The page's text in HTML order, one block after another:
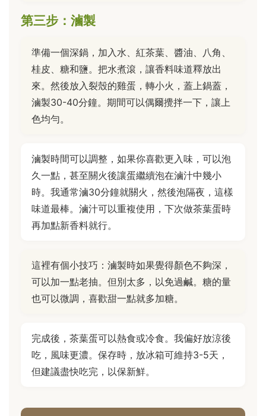
第三步：滷製
準備一個深鍋，加入水、紅茶葉、醬油、八角、
桂皮、糖和鹽。把水煮滾，讓香料味道釋放出
來。然後放入裂殼的雞蛋，轉小火，蓋上鍋蓋，
滷製30-40分鐘。期間可以偶爾攪拌一下，讓上
色均勻。
滷製時間可以調整，如果你喜歡更入味，可以泡
久一點，甚至關火後讓蛋繼續泡在滷汁中幾小
時。我通常滷30分鐘就關火，然後泡隔夜，這樣
味道最棒。滷汁可以重複使用，下次做茶葉蛋時
再加點新香料就行。
這裡有個小技巧：滷製時如果覺得顏色不夠深，
可以加一點老抽。但別太多，以免過鹹。糖的量
也可以微調，喜歡甜一點就多加糖。
完成後，茶葉蛋可以熱食或冷食。我偏好放涼後
吃，風味更濃。保存時，放冰箱可維持3-5天，
但建議盡快吃完，以保新鮮。